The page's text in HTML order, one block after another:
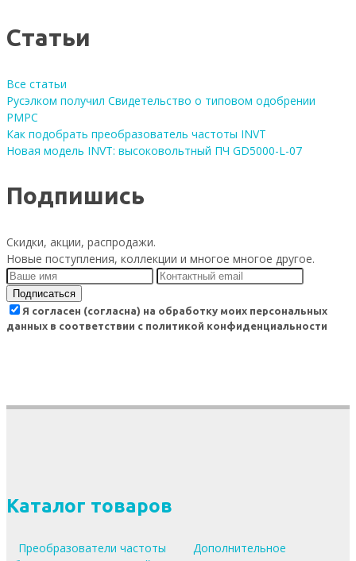
Статьи
Все статьи
Русэлком получил Свидетельство о типовом одобрении
РМРС
Как подобрать преобразователь частоты INVT
Новая модель INVT: высоковольтный ПЧ GD5000-L-07
Подпишись
Скидки, акции, распродажи.
Новые поступления, коллекции и многое многое другое.
Подписаться
Я согласен (согласна) на обработку моих персональных
данных в соответствии с политикой конфиденциальности
Каталог товаров
Преобразователи частоты
Дополнительное